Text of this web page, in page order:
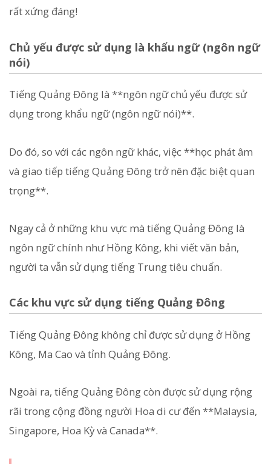
rất xứng đáng!
Chủ yếu được sử dụng là khẩu ngữ (ngôn ngữ
nói)
Tiếng Quảng Đông là **ngôn ngữ chủ yếu được sử
dụng trong khẩu ngữ (ngôn ngữ nói)**.
Do đó, so với các ngôn ngữ khác, việc **học phát âm
và giao tiếp tiếng Quảng Đông trở nên đặc biệt quan
trọng**.
Ngay cả ở những khu vực mà tiếng Quảng Đông là
ngôn ngữ chính như Hồng Kông, khi viết văn bản,
người ta vẫn sử dụng tiếng Trung tiêu chuẩn.
Các khu vực sử dụng tiếng Quảng Đông
Tiếng Quảng Đông không chỉ được sử dụng ở Hồng
Kông, Ma Cao và tỉnh Quảng Đông.
Ngoài ra, tiếng Quảng Đông còn được sử dụng rộng
rãi trong cộng đồng người Hoa di cư đến **Malaysia,
Singapore, Hoa Kỳ và Canada**.